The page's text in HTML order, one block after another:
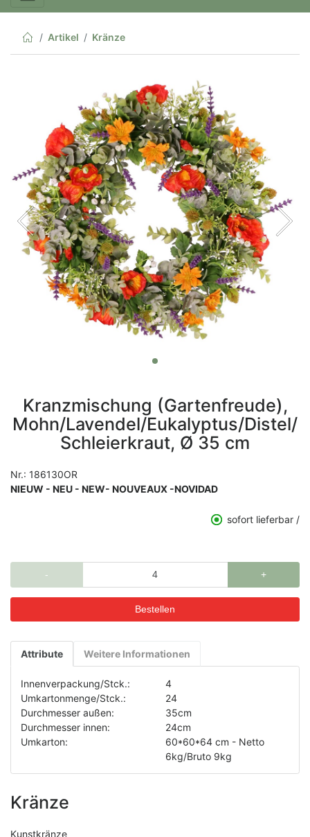
Artikel Kränze
Kranzmischung (Gartenfreude),
Mohn/Lavendel/Eukalyptus/Distel/
Schleierkraut, Ø 35 cm
Nr.: 186130OR
NIEUW - NEU - NEW- NOUVEAUX -NOVIDAD
sofort lieferbar /
- +
Attribute Weitere Informationen
Innenverpackung/Stck.:
4
Umkartonmenge/Stck.:
24
Durchmesser außen:
35cm
Durchmesser innen:
24cm
Umkarton:
60*60*64 cm - Netto
6kg/Bruto 9kg
Kränze
Kunstkränze